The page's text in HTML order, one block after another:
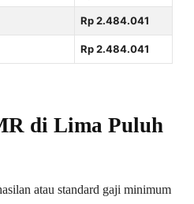
Rp 2.484.041
Rp 2.484.041
di Lima Puluh
atau standard gaji minimum